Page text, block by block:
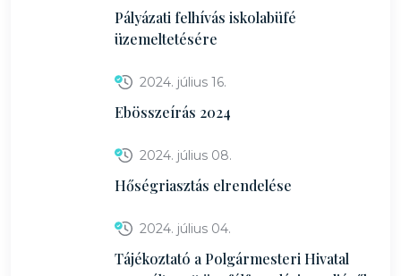
Pályázati felhívás iskolabüfé
üzemeltetésére
2024. július 16.
Ebösszeírás 2024
2024. július 08.
Hőségriasztás elrendelése
2024. július 04.
Tájékoztató a Polgármesteri Hivatal